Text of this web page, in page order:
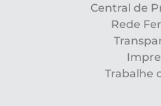
Central de
Rede
Trabalhe